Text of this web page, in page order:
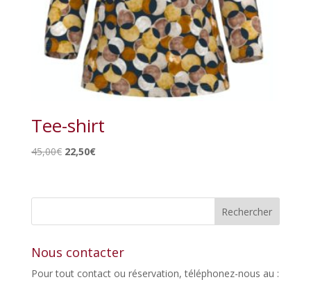
Tee-shirt
45,00€ Le
était :
22,50€Le
est :
Nous contacter
Pour tout contact ou réservation, téléphonez-nous au :